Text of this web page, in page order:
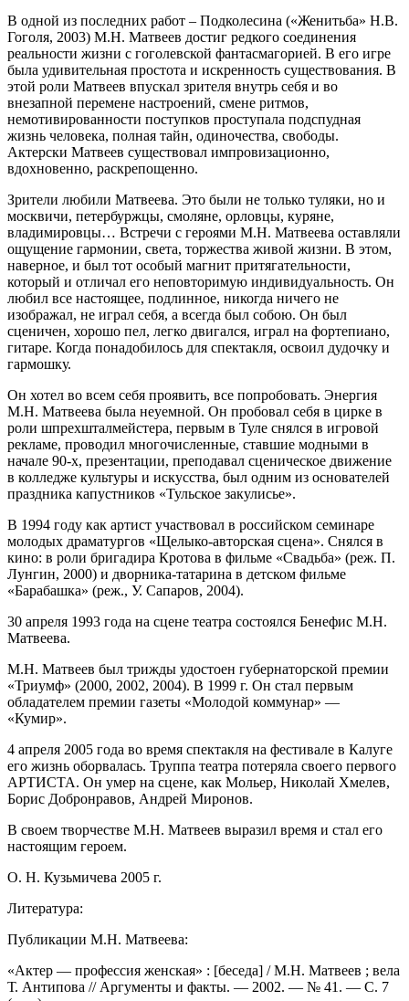
В одной из последних работ – Подколесина («Женитьба» Н.В.
Гоголя, 2003) М.Н. Матвеев достиг редкого соединения
реальности жизни с гоголевской фантасмагорией. В его игре
была удивительная простота и искренность существования. В
этой роли Матвеев впускал зрителя внутрь себя и во
внезапной перемене настроений, смене ритмов,
немотивированности поступков проступала подспудная
жизнь человека, полная тайн, одиночества, свободы.
Актерски Матвеев существовал импровизационно,
вдохновенно, раскрепощенно.
Зрители любили Матвеева. Это были не только туляки, но и
москвичи, петербуржцы, смоляне, орловцы, куряне,
владимировцы… Встречи с героями М.Н. Матвеева оставляли
ощущение гармонии, света, торжества живой жизни. В этом,
наверное, и был тот особый магнит притягательности,
который и отличал его неповторимую индивидуальность. Он
любил все настоящее, подлинное, никогда ничего не
изображал, не играл себя, а всегда был собою. Он был
сценичен, хорошо пел, легко двигался, играл на фортепиано,
гитаре. Когда понадобилось для спектакля, освоил дудочку и
гармошку.
Он хотел во всем себя проявить, все попробовать. Энергия
М.Н. Матвеева была неуемной. Он пробовал себя в цирке в
роли шпрехшталмейстера, первым в Туле снялся в игровой
рекламе, проводил многочисленные, ставшие модными в
начале 90-х, презентации, преподавал сценическое движение
в колледже культуры и искусства, был одним из основателей
праздника капустников «Тульское закулисье».
В 1994 году как артист участвовал в российском семинаре
молодых драматургов «Щелыко-авторская сцена». Снялся в
кино: в роли бригадира Кротова в фильме «Свадьба» (реж. П.
Лунгин, 2000) и дворника-татарина в детском фильме
«Барабашка» (реж., У. Сапаров, 2004).
30 апреля 1993 года на сцене театра состоялся Бенефис М.Н.
Матвеева.
М.Н. Матвеев был трижды удостоен губернаторской премии
«Триумф» (2000, 2002, 2004). В 1999 г. Он стал первым
обладателем премии газеты «Молодой коммунар» —
«Кумир».
4 апреля 2005 года во время спектакля на фестивале в Калуге
его жизнь оборвалась. Труппа театра потеряла своего первого
АРТИСТА. Он умер на сцене, как Мольер, Николай Хмелев,
Борис Добронравов, Андрей Миронов.
В своем творчестве М.Н. Матвеев выразил время и стал его
настоящим героем.
О. Н. Кузьмичева 2005 г.
Литература:
Публикации М.Н. Матвеева:
«Актер — профессия женская» : [беседа] / М.Н. Матвеев ; вела
Т. Антипова // Аргументы и факты. — 2002. — № 41. — С. 7